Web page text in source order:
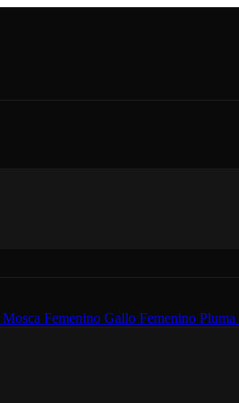
Mosca Femenino Gallo Femenino Pluma